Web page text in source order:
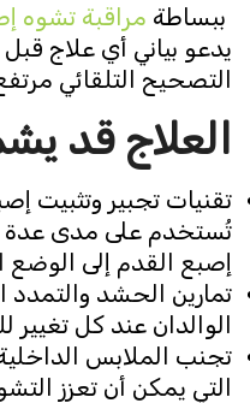
ببساطةمراقبة تشوه
التصحيح التلقائي مرتفع
العلاج قد
تقنيات تجبير وتثبيت
تُستخدم على مدى عدة
إصبع القدم إلى الوضع
تمارين الحشد والتمدد
الوالدان عند كل تغيير
تجنب الملابس الداخلية
التي يمكن أن تعزز التشوه